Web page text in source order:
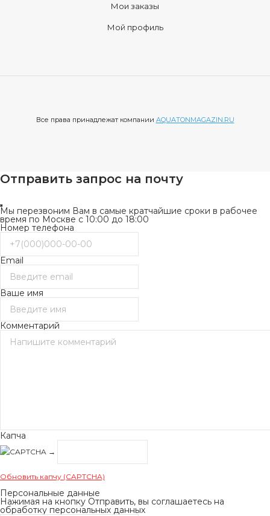
Мои заказы
Мой профиль
Все права принадлежат компании AQUATONMAGAZIN.RU
Отправить запрос на почту
Мы перезвоним Вам в самые кратчайшие сроки в рабочее
время по Москве с 10:00 до 18:00
Номер телефона
Email
Ваше имя
Комментарий
Капча
→
Обновить капчу (CAPTCHA)
Персональные данные
Нажимая на кнопку Отправить, вы соглашаетесь на
обработку персональных данных